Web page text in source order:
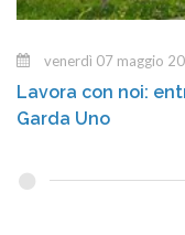
venerdì 07 maggio
Lavora con noi:
Garda Uno